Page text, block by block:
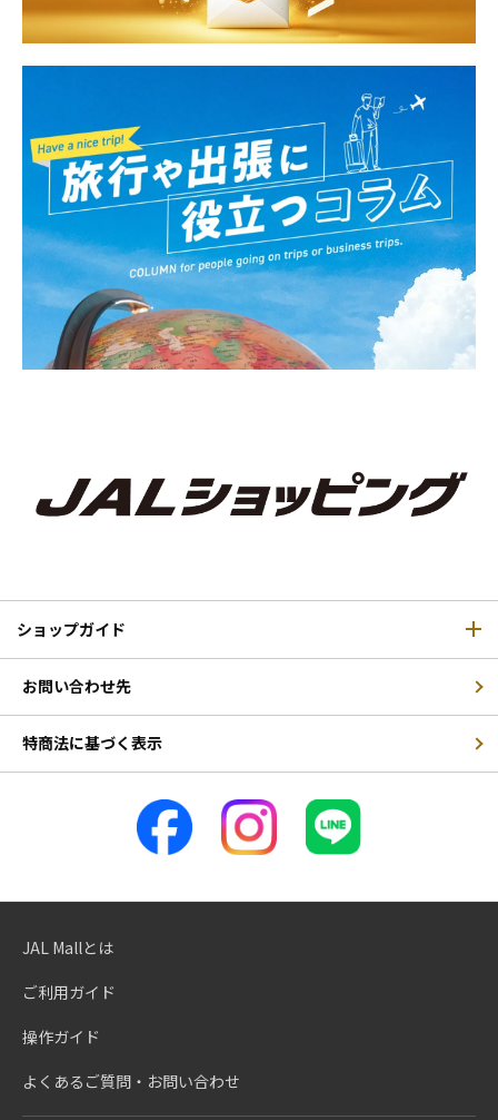
ショップガイド
お問い合わせ先
特商法に基づく表示
JAL Mallとは
ご利用ガイド
操作ガイド
よくあるご質問・お問い合わせ